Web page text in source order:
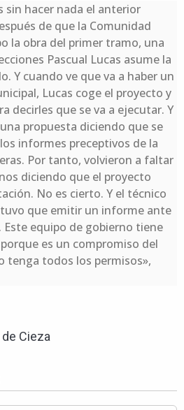
sin hacer nada el anterior
de que la Comunidad
la obra del primer tramo, una
Pascual Lucas asume la
Y cuando ve que va a haber un
Lucas coge el proyecto y
decirles que se va a ejecutar. Y
propuesta diciendo que se
informes preceptivos de la
Por tanto, volvieron a faltar
diciendo que el proyecto
No es cierto. Y el técnico
que emitir un informe ante
equipo de gobierno tiene
es un compromiso del
tenga todos los permisos»,
Cieza